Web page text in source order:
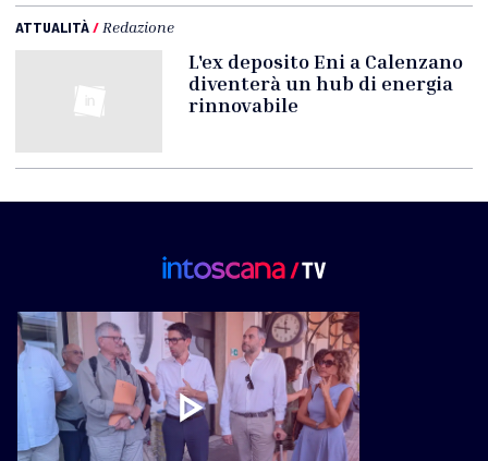
ATTUALITÀ/ Redazione
L'ex deposito Eni a Calenzano
diventerà un hub di energia
rinnovabile